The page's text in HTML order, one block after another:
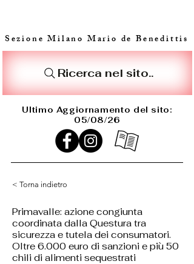
Sezione Milano Mario de Benedittis
Ricerca nel sito..
Ultimo Aggiornamento del sito:
05/08/26
< Torna indietro
Primavalle: azione congiunta
coordinata dalla Questura tra
sicurezza e tutela dei consumatori.
Oltre 6.000 euro di sanzioni e più 50
chili di alimenti sequestrati